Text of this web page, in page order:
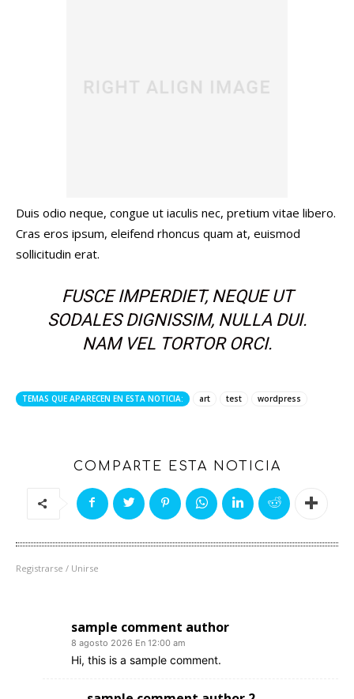
Duis odio neque, congue ut iaculis nec, pretium vitae libero.
Cras eros ipsum, eleifend rhoncus quam at, euismod
sollicitudin erat.
FUSCE IMPERDIET, NEQUE UT
SODALES DIGNISSIM, NULLA DUI.
NAM VEL TORTOR ORCI.
TEMAS QUE APARECEN EN ESTA NOTICIA: art test wordpress
COMPARTE ESTA NOTICIA
Registrarse / Unirse
sample comment author
8 agosto 2026 En 12:00 am
Hi, this is a sample comment.